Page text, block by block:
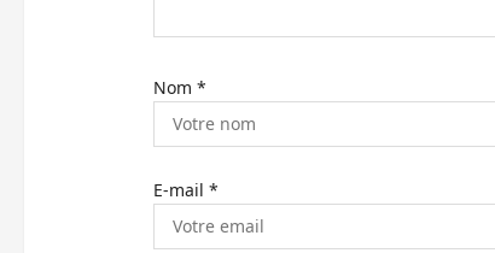
e
Nom *
E-mail *